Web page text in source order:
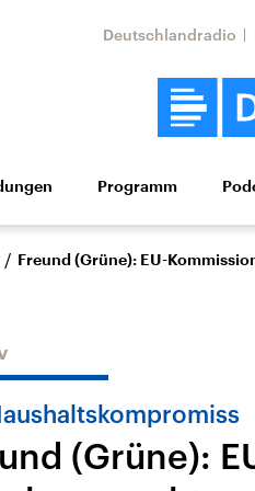
Deutschlandradio
Politik Wirtschaft
Musik
USA
Aktuelle Beiträge,
Programm
/ Freund (Grüne): EU-
(Grüne):